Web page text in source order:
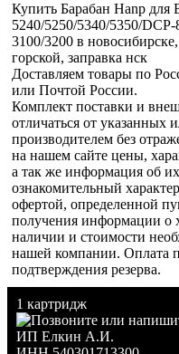
Купить Барабан Hanp для
5240/5250/5340/5350/
3100/3200 в
горской, заправка нск
Доставляем товары по
или Почтой России.
Комплект поставки и
отличаться от указанных
производителем без
на нашем сайте цены,
а так же информация об
ознакомительный
офертой, определенной
получения информации о
наличии и стоимости
нашей компании. Оплата
подтверждения резерва.
1 картридж
ИП Елкин А.И.